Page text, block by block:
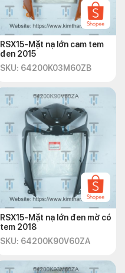
RSX15-Mặt nạ lớn cam tem
đen 2015
SKU: 64200K03M60ZB
RSX15-Mặt nạ lớn đen mờ có
tem 2018
SKU: 64200K90V60ZA